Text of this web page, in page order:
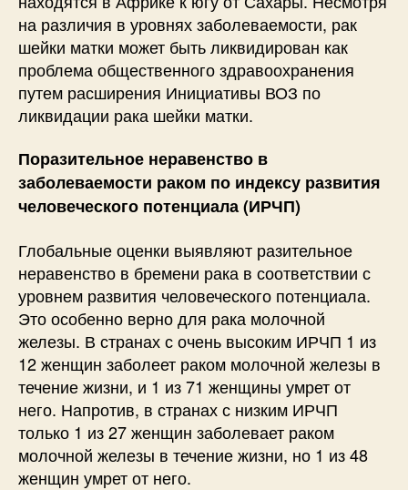
на различия в уровнях заболеваемости, рак
шейки матки может быть ликвидирован как
проблема общественного здравоохранения
путем расширения Инициативы ВОЗ по
ликвидации рака шейки матки.
Поразительное неравенство в
заболеваемости раком по индексу развития
человеческого потенциала (ИРЧП)
Глобальные оценки выявляют разительное
неравенство в бремени рака в соответствии с
уровнем развития человеческого потенциала.
Это особенно верно для рака молочной
железы. В странах с очень высоким ИРЧП 1 из
12 женщин заболеет раком молочной железы в
течение жизни, и 1 из 71 женщины умрет от
него. Напротив, в странах с низким ИРЧП
только 1 из 27 женщин заболевает раком
молочной железы в течение жизни, но 1 из 48
женщин умрет от него.